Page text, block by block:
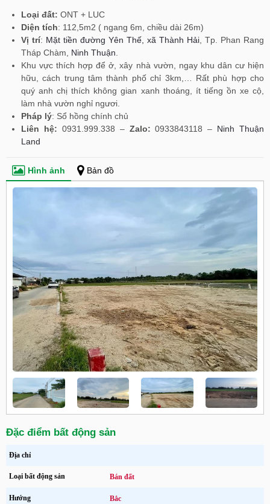
Loại đất: ONT + LUC
Diện tích: 112,5m2 ( ngang 6m, chiều dài 26m)
Vị trí: Mặt tiền đường Yên Thế, xã Thành Hải , Tp. Phan Rang
Tháp Chàm, Ninh Thuận
Khu vực thích hợp để ở, xây nhà vườn, ngay khu dân cư hiện
hữu, cách trung tâm thành phố chỉ 3km,… Rất phù hợp cho
quý anh chị thích không gian xanh thoáng, ít tiếng ồn xe cộ,
làm nhà vườn nghỉ ngươi.
Pháp lý: Sổ hồng chính chủ
Liên hệ: 0931.999.338 –Zalo: 0933843118 – Ninh Thuận
Land
Hình ảnh Bản đồ
Đặc điểm bất động sản
Địa chỉ
Loại bất động sản Bán đất
Hướng Bắc